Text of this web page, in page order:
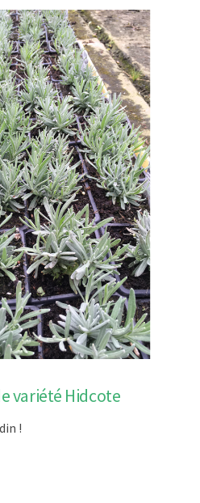
variété Hidcote
!